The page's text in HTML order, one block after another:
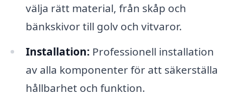
välja rätt material, från skåp och
bänkskivor till golv och vitvaror.
Installation: Professionell installation
av alla komponenter för att säkerställa
hållbarhet och funktion.